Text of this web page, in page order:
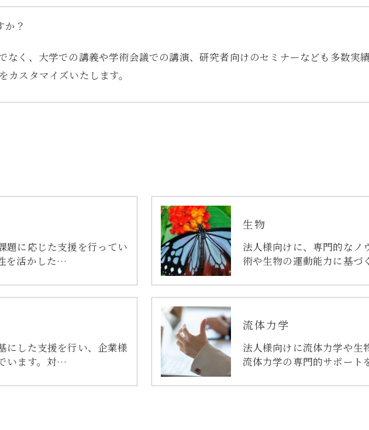
か？
なく、大学での講義や学術会議での講演、研究者向けのセミナーなども多数実
スタマイズいたします。
題に応じた支援を行ってい
を活かした…
生物
法人様向けに、専門的なノ
術や生物の運動能力に基
にした支援を行い、企業様
います。対…
流体力学
法人様向けに流体力学や生
流体力学の専門的サポート
お問い合わせはこちら